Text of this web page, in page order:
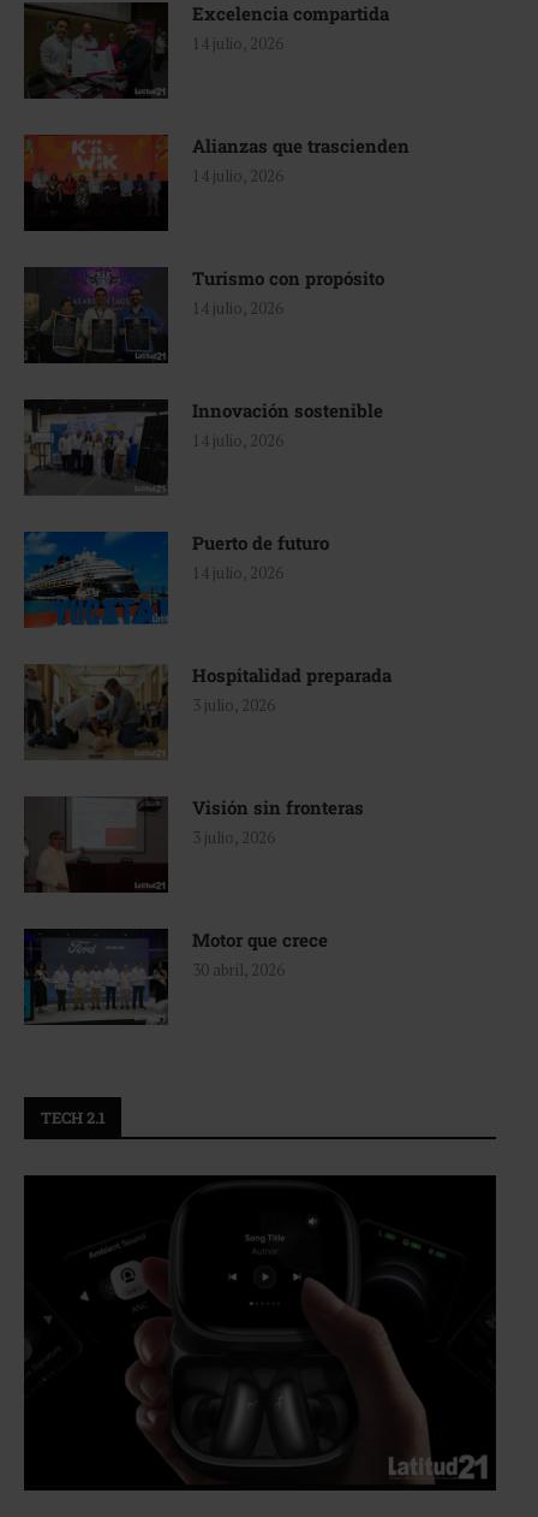
Excelencia compartida
14 julio, 2026
Alianzas que trascienden
14 julio, 2026
Turismo con propósito
14 julio, 2026
Innovación sostenible
14 julio, 2026
Puerto de futuro
14 julio, 2026
Hospitalidad preparada
3 julio, 2026
Visión sin fronteras
3 julio, 2026
Motor que crece
30 abril, 2026
TECH 2.1